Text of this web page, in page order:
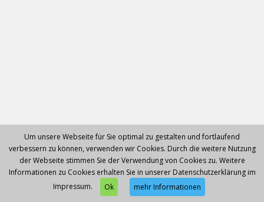
Um unsere Webseite für Sie optimal zu gestalten und fortlaufend
verbessern zu können, verwenden wir Cookies. Durch die weitere Nutzung
der Webseite stimmen Sie der Verwendung von Cookies zu. Weitere
Informationen zu Cookies erhalten Sie in unserer Datenschutzerklärung im
Impressum.
Ok mehr Informationen